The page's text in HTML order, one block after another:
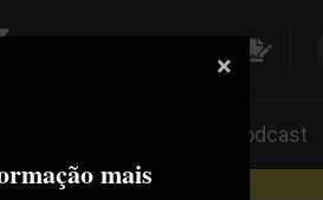
Podcast
✔️ Inscrições abertas
×
mais